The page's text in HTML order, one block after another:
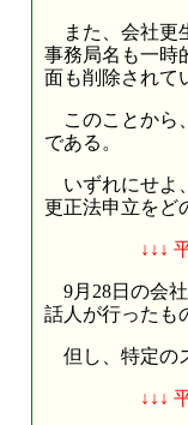
また、会社更
事務局名も一時
面も削除されて
このことから
である。
いずれにせよ
更正法申立をど
↓↓↓ 平成24
9月28日の会
話人が行ったも
但し、特定の
↓↓↓ 平成